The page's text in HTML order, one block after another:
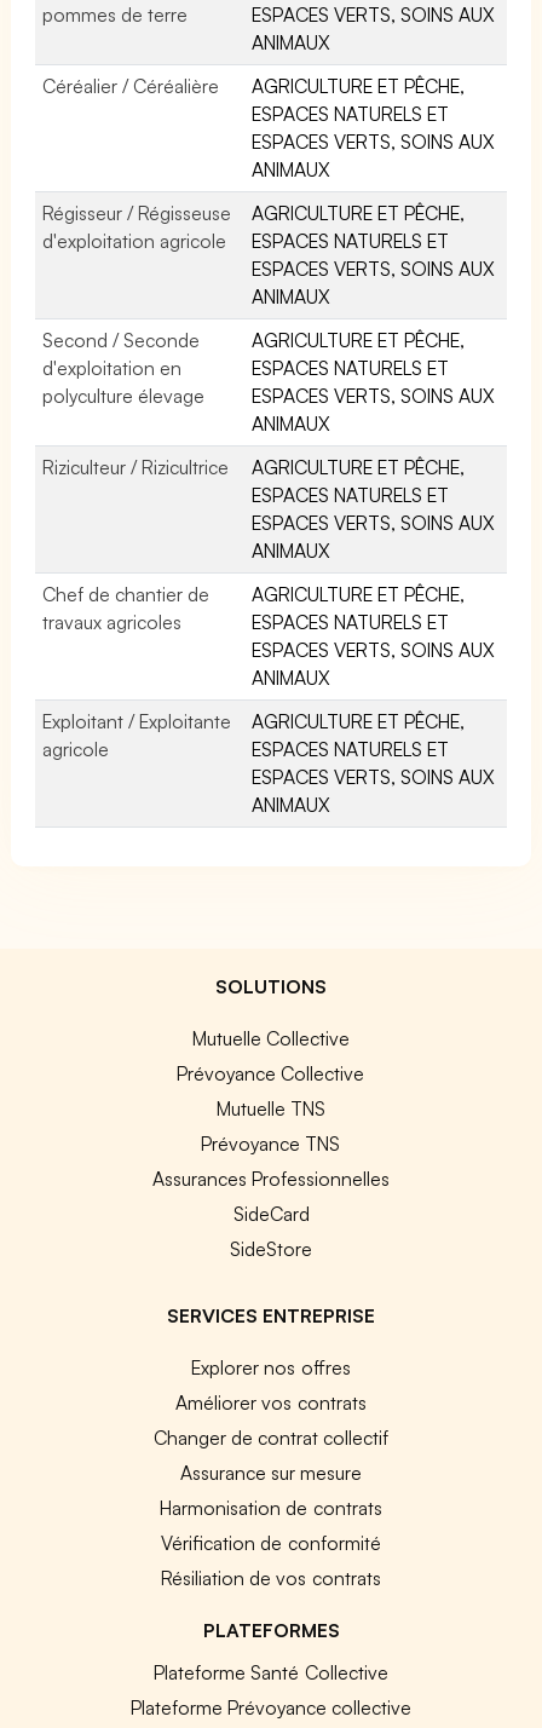
pommes de terre
ESPACES VERTS, SOINS AUX
ANIMAUX
Céréalier / Céréalière
AGRICULTURE ET PÊCHE,
ESPACES NATURELS ET
ESPACES VERTS, SOINS AUX
ANIMAUX
Régisseur / Régisseuse
d'exploitation agricole
AGRICULTURE ET PÊCHE,
ESPACES NATURELS ET
ESPACES VERTS, SOINS AUX
ANIMAUX
Second / Seconde
d'exploitation en
polyculture élevage
AGRICULTURE ET PÊCHE,
ESPACES NATURELS ET
ESPACES VERTS, SOINS AUX
ANIMAUX
Riziculteur / Rizicultrice
AGRICULTURE ET PÊCHE,
ESPACES NATURELS ET
ESPACES VERTS, SOINS AUX
ANIMAUX
Chef de chantier de
travaux agricoles
AGRICULTURE ET PÊCHE,
ESPACES NATURELS ET
ESPACES VERTS, SOINS AUX
ANIMAUX
Exploitant / Exploitante
agricole
AGRICULTURE ET PÊCHE,
ESPACES NATURELS ET
ESPACES VERTS, SOINS AUX
ANIMAUX
SOLUTIONS
Mutuelle Collective
Prévoyance Collective
Mutuelle TNS
Prévoyance TNS
Assurances Professionnelles
SideCard
SideStore
SERVICES ENTREPRISE
Explorer nos offres
Améliorer vos contrats
Changer de contrat collectif
Assurance sur mesure
Harmonisation de contrats
Vérification de conformité
Résiliation de vos contrats
PLATEFORMES
Plateforme Santé Collective
Plateforme Prévoyance collective